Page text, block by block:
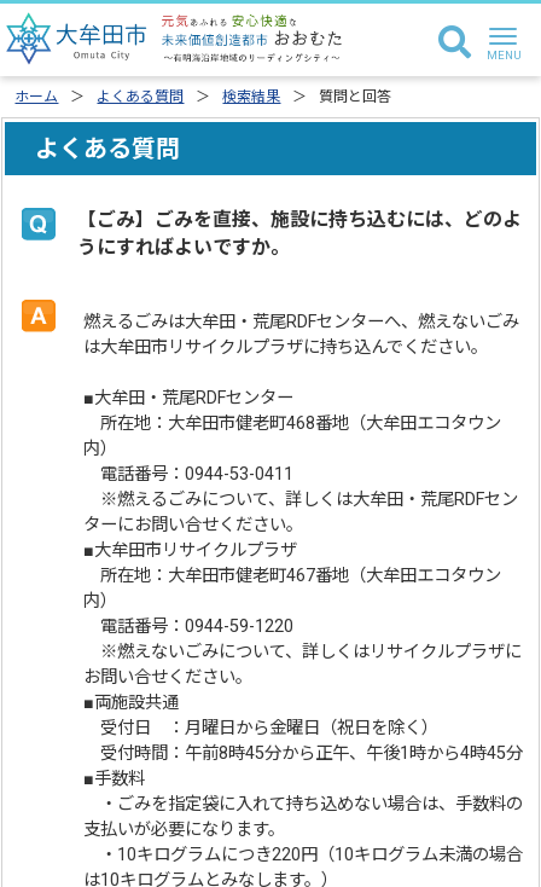
ホーム よくある質問 検索結果 質問と回答
よくある質問
【ごみ】ごみを直接、施設に持ち込むには、どのよ
うにすればよいですか。
燃えるごみは大牟田・荒尾RDFセンターへ、燃えないごみ
は大牟田市リサイクルプラザに持ち込んでください。
■大牟田・荒尾RDFセンター
所在地：大牟田市健老町468番地（大牟田エコタウン
内）
電話番号：0944-53-0411
※燃えるごみについて、詳しくは大牟田・荒尾RDFセン
ターにお問い合せください。
■大牟田市リサイクルプラザ
所在地：大牟田市健老町467番地（大牟田エコタウン
内）
電話番号：0944-59-1220
※燃えないごみについて、詳しくはリサイクルプラザに
お問い合せください。
■両施設共通
受付日 ：月曜日から金曜日（祝日を除く）
受付時間：午前8時45分から正午、午後1時から4時45分
■手数料
・ごみを指定袋に入れて持ち込めない場合は、手数料の
支払いが必要になります。
・10キログラムにつき220円（10キログラム未満の場合
は10キログラムとみなします。）